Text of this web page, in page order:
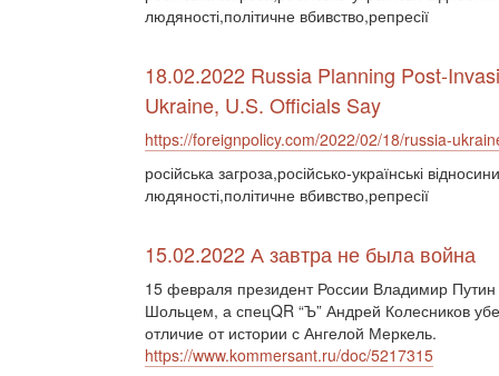
людяності,політичне вбивство,репресії
18.02.2022 Russia Planning Post-
Ukraine, U.S. Officials Say
https://foreignpolicy.com/2022/02/18/russia-
російська загроза,російсько-українські
людяності,політичне вбивство,репресії
15.02.2022 А завтра не была война
15 февраля президент России Владимир
Шольцем, а спецQR “Ъ” Андрей Колесников
отличие от истории с Ангелой Меркель.
https://www.kommersant.ru/doc/5217315